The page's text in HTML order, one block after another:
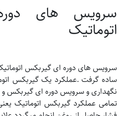
سرویس های
اتوماتیک
سرویس های دوره ای گیربکس
ساده گرفت .عملکرد یک گیربکس
نگهداری و سرویس دوره ای گیربکس
تمامی عملکرد گیربکس اتوماتیک